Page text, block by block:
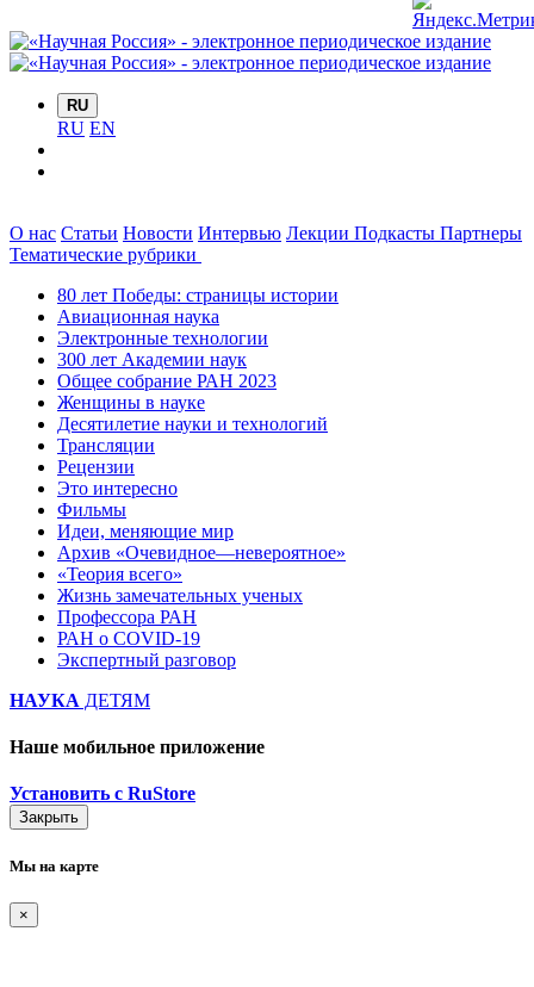
RU
RU EN
О нас Статьи Новости Интервью Лекции Подкасты Партнеры
Тематические рубрики
80 лет Победы: страницы истории
Авиационная наука
Электронные технологии
300 лет Академии наук
Общее собрание РАН 2023
Женщины в науке
Десятилетие науки и технологий
Трансляции
Рецензии
Это интересно
Фильмы
Идеи, меняющие мир
Архив «Очевидное—невероятное»
«Теория всего»
Жизнь замечательных ученых
Профессора РАН
РАН о COVID-19
Экспертный разговор
НАУКА ДЕТЯМ
Наше мобильное приложение
Установить с RuStore
Закрыть
Мы на карте
×